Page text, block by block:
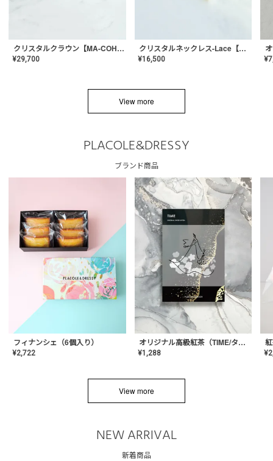
クリスタルクラウン【MA-COHD-01】韓国風クラウン/ウェディングクラウン/ティアラ
¥29,700
クリスタルネックレス-Lace【MA-CONL-02】
¥16,500 ¥
View more
PLACOLE&DRESSY
ブランド商品
フィナンシェ（6個入り）
¥2,722
オリジナル高級紅茶（TIME/タイム）【ギフト/プチギフト/プレゼント/内祝い/結婚式/オリジナル配合/高品質/ハーブティー/茶葉/記念日/お返し/手土産/美容/おしゃれ】
¥1,288 ¥
View more
NEW ARRIVAL
新着商品